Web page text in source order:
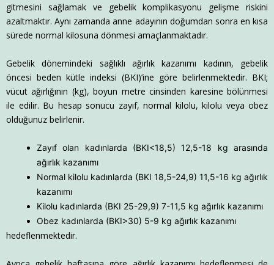
gitmesini sağlamak ve gebelik komplikasyonu gelişme riskini
azaltmaktır. Aynı zamanda anne adayının doğumdan sonra en kısa
sürede normal kilosuna dönmesi amaçlanmaktadır.
Gebelik dönemindeki sağlıklı ağırlık kazanımı kadının, gebelik
öncesi beden kütle indeksi (BKI)’ine göre belirlenmektedir. BKI;
vücut ağırlığının (kg), boyun metre cinsinden karesine bölünmesi
ile edilir. Bu hesap sonucu zayıf, normal kilolu, kilolu veya obez
olduğunuz belirlenir.
Zayıf olan kadınlarda (BKI<18,5) 12,5-18 kg arasında
ağırlık kazanımı
Normal kilolu kadınlarda (BKI 18,5-24,9) 11,5-16 kg ağırlık
kazanımı
Kilolu kadınlarda (BKI 25-29,9) 7-11,5 kg ağırlık kazanımı
Obez kadınlarda (BKI>30) 5-9 kg ağırlık kazanımı
hedeflenmektedir.